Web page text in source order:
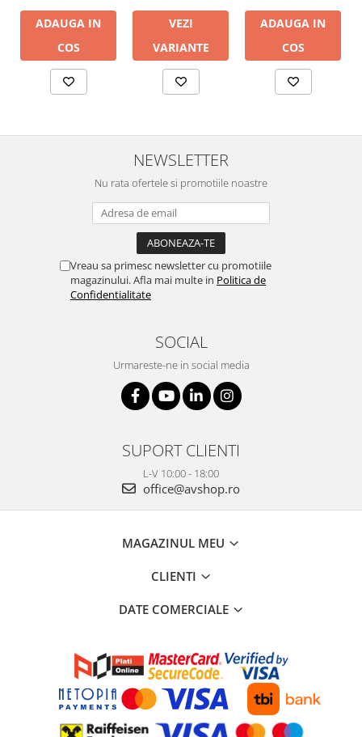
ADAUGA IN
COS
VEZI
VARIANTE
ADAUGA IN
COS
NEWSLETTER
Nu rata ofertele si promotiile noastre
Vreau sa primesc newsletter cu promotiile
magazinului. Afla mai multe in Politica de
Confidentialitate
SOCIAL
Urmareste-ne in social media
SUPORT CLIENTI
L-V 10:00 - 18:00
office@avshop.ro
MAGAZINUL MEU
CLIENTI
DATE COMERCIALE